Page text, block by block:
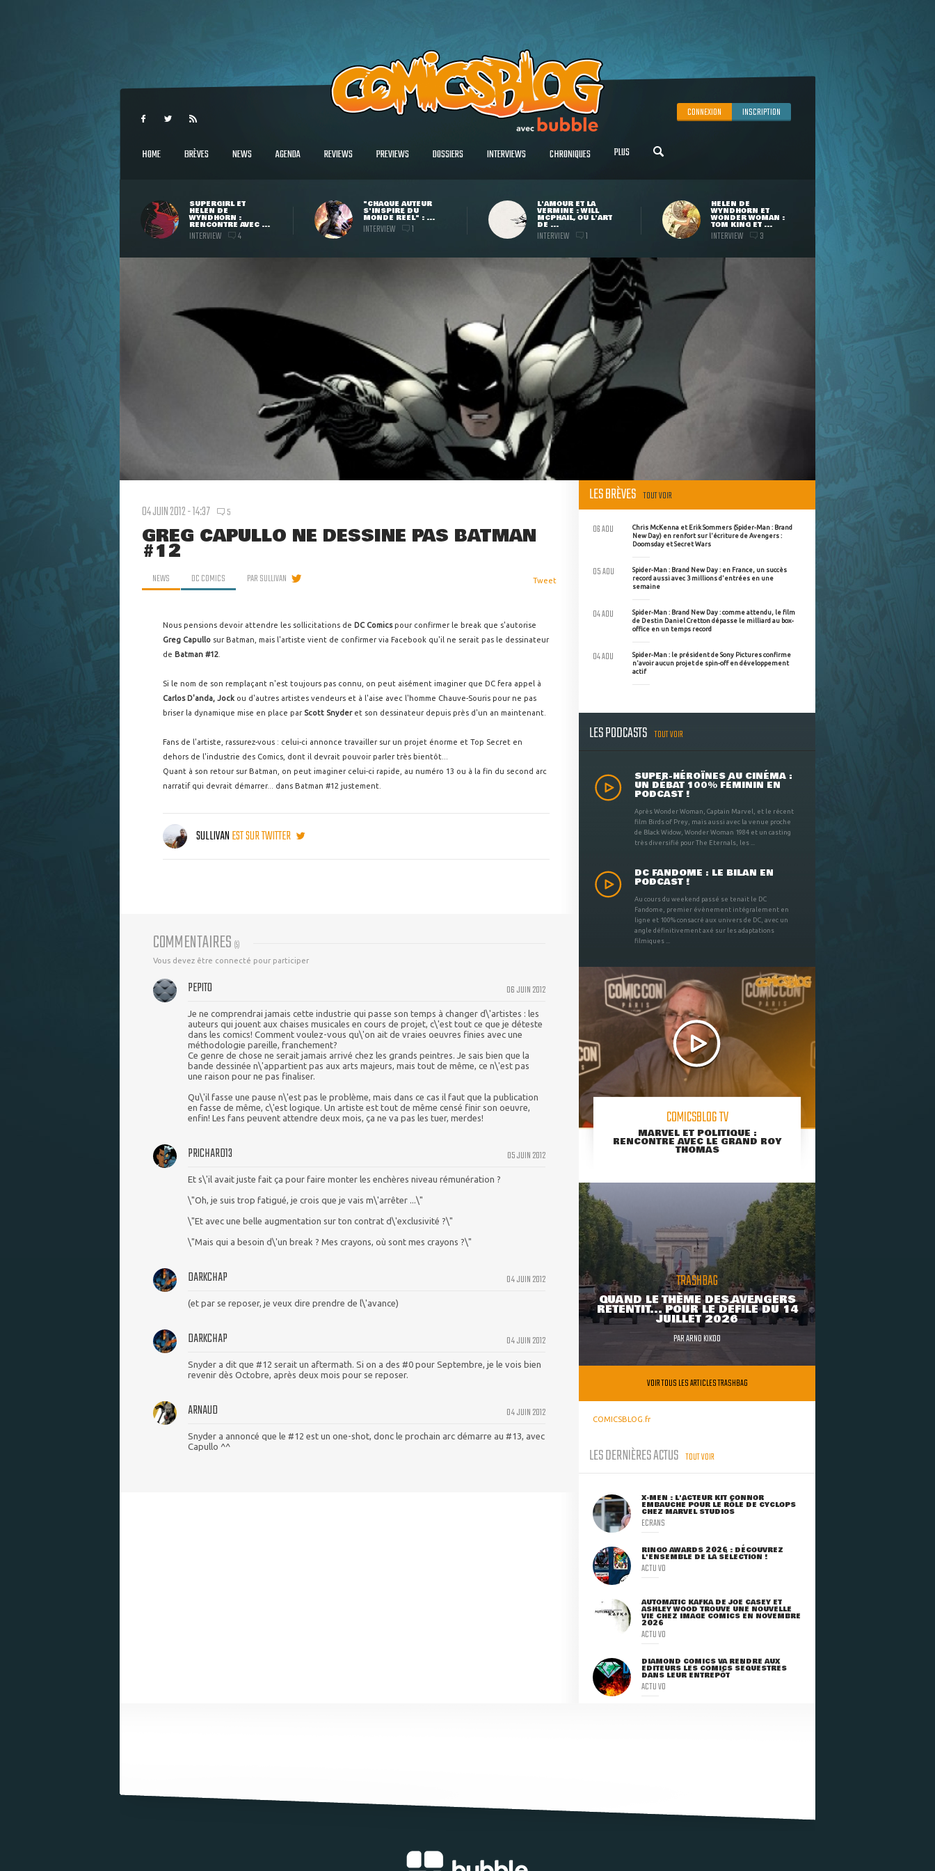
CONNEXION INSCRIPTION
HOME BRÈVES NEWS AGENDA REVIEWS PREVIEWS DOSSIERS INTERVIEWS CHRONIQUES PLUS
SUPERGIRL ET
HELEN DE
WYNDHORN :
RENCONTRE AVEC ...
INTERVIEW 4
"CHAQUE AUTEUR
S'INSPIRE DU
MONDE RÉEL" : ...
INTERVIEW 1
L'AMOUR ET LA
VERMINE : WILL
MCPHAIL, OU L'ART
DE ...
INTERVIEW 1
HELEN DE
WYNDHORN ET
WONDER WOMAN :
TOM KING ET ...
INTERVIEW 3
04 JUIN 2012 - 14:37 5
GREG CAPULLO NE DESSINE PAS BATMAN
#12
NEWS DC COMICS PARSULLIVAN Tweet
Nous pensions devoir attendre les sollicitations de DC Comicspour confirmer le break que s'autorise
Greg Capullo sur Batman, mais l'artiste vient de confirmer via Facebook qu'il ne serait pas le dessinateur
de Batman #12
Si le nom de son remplaçant n'est toujours pas connu, on peut aisément imaginer que DC fera appel à
Carlos D'anda, Jock ou d'autres artistes vendeurs et à l'aise avec l'homme Chauve-Souris pour ne pas
briser la dynamique mise en place par Scott Snyderet son dessinateur depuis près d'un an maintenant.
Fans de l'artiste, rassurez-vous : celui-ci annonce travailler sur un projet énorme et Top Secret en
dehors de l'industrie des Comics, dont il devrait pouvoir parler très bientôt...
Quant à son retour sur Batman, on peut imaginer celui-ci rapide, au numéro 13 ou à la fin du second arc
narratif qui devrait démarrer... dans Batman #12 justement.
SULLIVANEST SUR TWITTER
COMMENTAIRES (5)
Vous devez être connecté pour participer
06 JUIN 2012
PEPITO
Je ne comprendrai jamais cette industrie qui passe son temps à changer d\'artistes : les
auteurs qui jouent aux chaises musicales en cours de projet, c\'est tout ce que je déteste
dans les comics! Comment voulez-vous qu\'on ait de vraies oeuvres finies avec une
méthodologie pareille, franchement?
Ce genre de chose ne serait jamais arrivé chez les grands peintres. Je sais bien que la
bande dessinée n\'appartient pas aux arts majeurs, mais tout de même, ce n\'est pas
une raison pour ne pas finaliser.
Qu\'il fasse une pause n\'est pas le problème, mais dans ce cas il faut que la publication
en fasse de même, c\'est logique. Un artiste est tout de même censé finir son oeuvre,
enfin! Les fans peuvent attendre deux mois, ça ne va pas les tuer, merdes!
05 JUIN 2012
PRICHARD13
Et s\'il avait juste fait ça pour faire monter les enchères niveau rémunération ?
\"Oh, je suis trop fatigué, je crois que je vais m\'arrêter ...\"
\"Et avec une belle augmentation sur ton contrat d\'exclusivité ?\"
\"Mais qui a besoin d\'un break ? Mes crayons, où sont mes crayons ?\"
04 JUIN 2012
DARKCHAP
(et par se reposer, je veux dire prendre de l\'avance)
04 JUIN 2012
DARKCHAP
Snyder a dit que #12 serait un aftermath. Si on a des #0 pour Septembre, je le vois bien
revenir dès Octobre, après deux mois pour se reposer.
04 JUIN 2012
ARNAUD
Snyder a annoncé que le #12 est un one-shot, donc le prochain arc démarre au #13, avec
Capullo ^^
LES BRÈVES TOUT VOIR
Chris McKenna et Erik Sommers (Spider-Man : Brand
New Day) en renfort sur l'écriture de Avengers :
Doomsday et Secret Wars
06 AOU
Spider-Man : Brand New Day : en France, un succès
record aussi avec 3 millions d'entrées en une
semaine
05 AOU
Spider-Man : Brand New Day : comme attendu, le film
de Destin Daniel Cretton dépasse le milliard au box-
office en un temps record
04 AOU
Spider-Man : le président de Sony Pictures confirme
n'avoir aucun projet de spin-off en développement
actif
04 AOU
LES PODCASTS TOUT VOIR
SUPER-HÉROÏNES AU CINÉMA :
UN DÉBAT 100% FÉMININ EN
PODCAST !
Après Wonder Woman, Captain Marvel, et le récent
film Birds of Prey, mais aussi avec la venue proche
de Black Widow, Wonder Woman 1984 et un casting
très diversifié pour The Eternals, les ...
DC FANDOME : LE BILAN EN
PODCAST !
Au cours du weekend passé se tenait le DC
Fandome, premier évènement intégralement en
ligne et 100% consacré aux univers de DC, avec un
angle définitivement axé sur les adaptations
filmiques ...
COMICSBLOG TV
MARVEL ET POLITIQUE :
RENCONTRE AVEC LE GRAND ROY
THOMAS
TRASHBAG
QUAND LE THÈME DES AVENGERS
RETENTIT... POUR LE DÉFILÉ DU 14
JUILLET 2026
PARARNO KIKOO
VOIR TOUS LES ARTICLES TRASHBAG
COMICSBLOG.fr
LES DERNIÈRES ACTUS TOUT VOIR
X-MEN : L'ACTEUR KIT CONNOR
EMBAUCHÉ POUR LE RÔLE DE CYCLOPS
CHEZ MARVEL STUDIOS
ECRANS
RINGO AWARDS 2026 : DÉCOUVREZ
L'ENSEMBLE DE LA SÉLECTION !
ACTU VO
AUTOMATIC KAFKA DE JOE CASEY ET
ASHLEY WOOD TROUVE UNE NOUVELLE
VIE CHEZ IMAGE COMICS EN NOVEMBRE
2026
ACTU VO
DIAMOND COMICS VA RENDRE AUX
ÉDITEURS LES COMICS SÉQUESTRÉS
DANS LEUR ENTREPÔT
ACTU VO